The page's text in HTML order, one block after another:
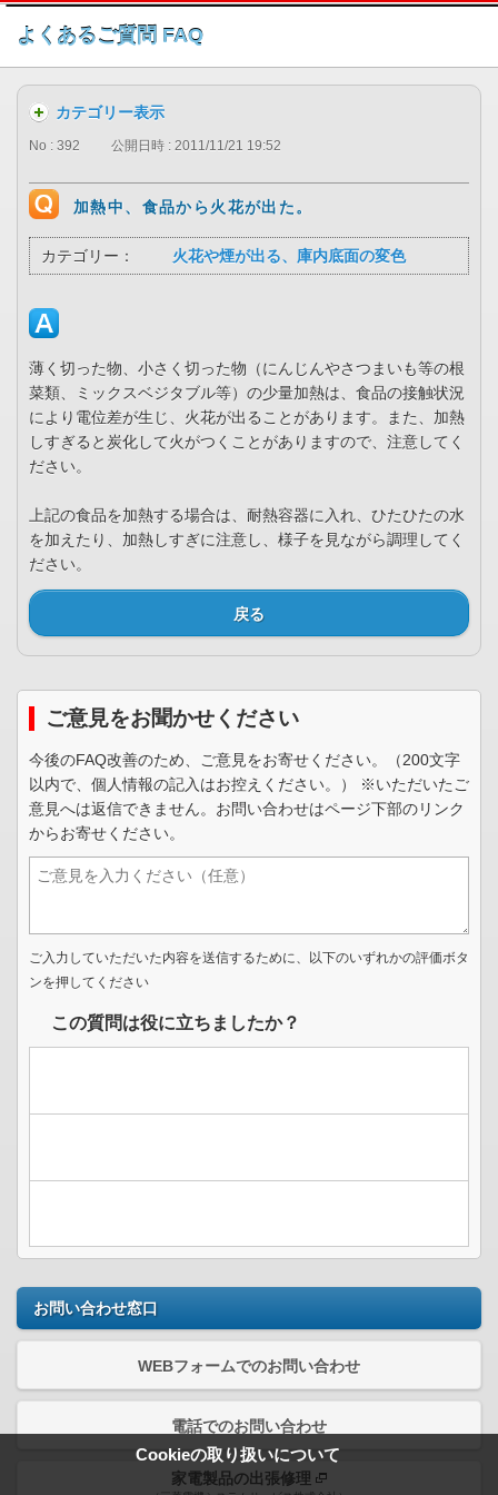
このページの本文へ
よくあるご質問 FAQ
Cookieの取り扱いについて
カテゴリー表示
No : 392 公開日時 : 2011/11/21 19:52
加熱中、食品から火花が出た。
カテゴリー： 火花や煙が出る、庫内底面の変色
薄く切った物、小さく切った物（にんじんやさつまいも等の根
菜類、ミックスベジタブル等）の少量加熱は、食品の接触状況
により電位差が生じ、火花が出ることがあります。また、加熱
しすぎると炭化して火がつくことがありますので、注意してく
ださい。
上記の食品を加熱する場合は、耐熱容器に入れ、ひたひたの水
を加えたり、加熱しすぎに注意し、様子を見ながら調理してく
ださい。
戻る
ご意見をお聞かせください
今後のFAQ改善のため、ご意見をお寄せください。（200文字
以内で、個人情報の記入はお控えください。） ※いただいたご
意見へは返信できません。お問い合わせはページ下部のリンク
からお寄せください。
ご入力していただいた内容を送信するために、以下のいずれかの評価ボタ
ンを押してください
この質問は役に立ちましたか？
お問い合わせ窓口
WEBフォームでのお問い合わせ
電話でのお問い合わせ
家電製品の出張修理